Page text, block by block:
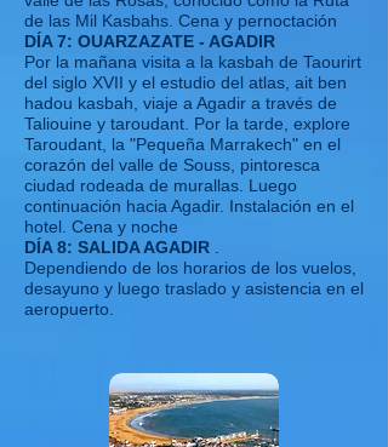
de las Mil Kasbahs. Cena y pernoctación
DÍA 7: OUARZAZATE - AGADIR
Por la mañana visita a la kasbah de Taourirt
del siglo XVII y el estudio del atlas, ait ben
hadou kasbah, viaje a Agadir a través de
Taliouine y taroudant. Por la tarde, explore
Taroudant, la "Pequeña Marrakech" en el
corazón del valle de Souss, pintoresca
ciudad rodeada de murallas. Luego
continuación hacia Agadir. Instalación en el
hotel. Cena y noche
DÍA 8: SALIDA AGADIR
Dependiendo de los horarios de los vuelos,
desayuno y luego traslado y asistencia en el
aeropuerto.